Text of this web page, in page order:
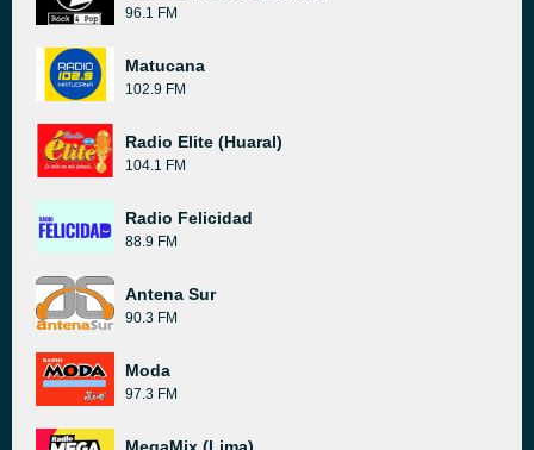
96.1 FM
Matucana
102.9 FM
Radio Elite (Huaral)
104.1 FM
Radio Felicidad
88.9 FM
Antena Sur
90.3 FM
Moda
97.3 FM